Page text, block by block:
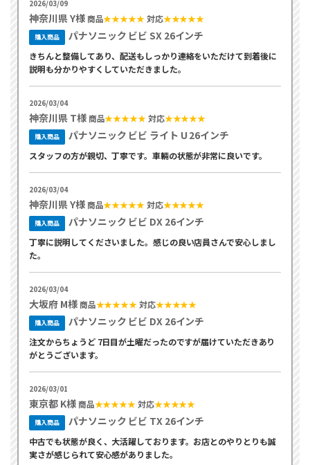
2026/03/09
神奈川県 Y様商品★★★★★対応★★★★★
購入商品 パナソニック ビビ SX 26インチ
きちんと整備してあり、配送もしっかり連絡をいただけて到着後に
説明も分かりやすくしていただきました。
2026/03/04
神奈川県 T様商品★★★★★対応★★★★★
購入商品 パナソニック ビビ ライト U 26インチ
スタッフの方が親切、丁寧です。車輛の状態が非常に良いです。
2026/03/04
神奈川県 Y様商品★★★★★対応★★★★★
購入商品 パナソニック ビビ DX 26インチ
丁寧に説明してくださいました。感じの良い店員さんで安心しまし
た。
2026/03/04
大坂府 M様商品★★★★★対応★★★★★
購入商品 パナソニック ビビ DX 26インチ
注文からちょうど 7日目が土曜だったのですが届けていただきあり
がとうございます。
2026/03/01
東京都 K様商品★★★★★対応★★★★★
購入商品 パナソニック ビビ TX 26インチ
中古でも状態が良く、大活躍しております。お店とのやりとりも誠
実さが感じられて安心感がありました。